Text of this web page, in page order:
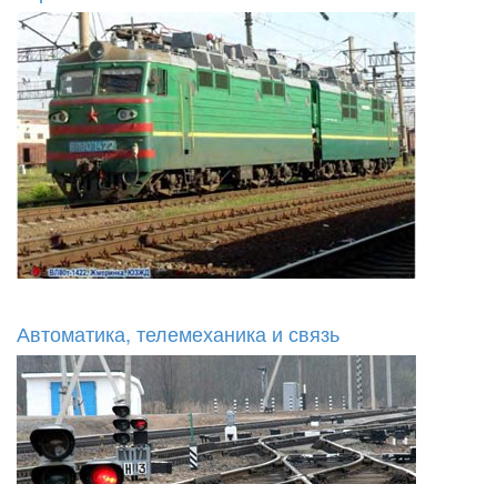
Автоматика, телемеханика и связь